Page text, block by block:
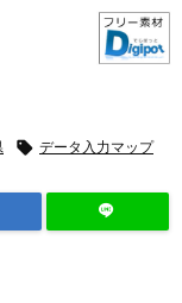
 データ入力マップ